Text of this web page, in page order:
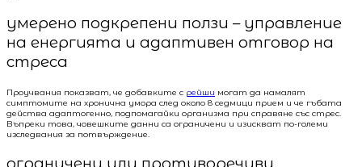
умерено подкрепени ползи – управление
на енергията и адаптивен отговор на
стреса
Проучвания показват, че добавките с рейши могат да намалят
симптомите на хронична умора след около 8 седмици прием и че гъбата
действа адаптогенно, подпомагайки организма при справяне със стрес.
Въпреки това, човешките данни са ограничени и изискват по-големи
изследвания за потвърждение.